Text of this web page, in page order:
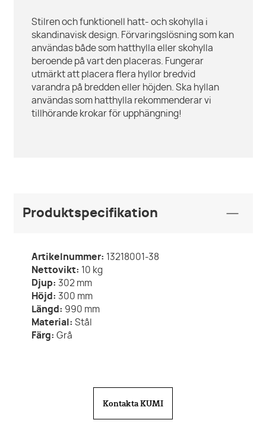
Stilren och funktionell hatt- och skohylla i
skandinavisk design. Förvaringslösning som kan
användas både som hatthylla eller skohylla
beroende på vart den placeras. Fungerar
utmärkt att placera flera hyllor bredvid
varandra på bredden eller höjden. Ska hyllan
användas som hatthylla rekommenderar vi
tillhörande krokar för upphängning!
Produktspecifikation
Artikelnummer: 13218001-38
Nettovikt: 10 kg
Djup: 302 mm
Höjd: 300 mm
Längd: 990 mm
Material: Stål
Färg: Grå
Kontakta KUMI